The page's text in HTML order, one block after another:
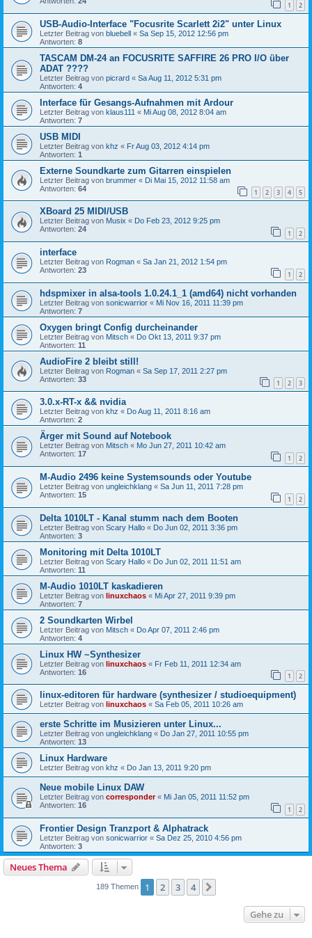
1 2
USB-Audio-Interface "Focusrite Scarlett 2i2" unter Linux
Letzter Beitrag von bluebell « Sa Sep 15, 2012 12:56 pm
Antworten: 8
TASCAM DM-24 an FOCUSRITE SAFFIRE 26 PRO I/O über
ADAT ????
Letzter Beitrag von picrard « Sa Aug 11, 2012 5:31 pm
Antworten: 4
Interface für Gesangs-Aufnahmen mit Ardour
Letzter Beitrag von klaus111 « Mi Aug 08, 2012 8:04 am
Antworten: 7
USB MIDI
Letzter Beitrag von khz « Fr Aug 03, 2012 4:14 pm
Antworten: 1
Externe Soundkarte zum Gitarren einspielen
Letzter Beitrag von brummer « Di Mai 15, 2012 11:58 am
Antworten: 64 1 2 3 4 5
XBoard 25 MIDI/USB
Letzter Beitrag von Musix « Do Feb 23, 2012 9:25 pm
Antworten: 24 1 2
interface
Letzter Beitrag von Rogman « Sa Jan 21, 2012 1:54 pm
Antworten: 23 1 2
hdspmixer in alsa-tools 1.0.24.1_1 (amd64) nicht vorhanden
Letzter Beitrag von sonicwarrior « Mi Nov 16, 2011 11:39 pm
Antworten: 7
Oxygen bringt Config durcheinander
Letzter Beitrag von Mitsch « Do Okt 13, 2011 9:37 pm
Antworten: 11
AudioFire 2 bleibt still!
Letzter Beitrag von Rogman « Sa Sep 17, 2011 2:27 pm
Antworten: 33 1 2 3
3.0.x-RT-x && nvidia
Letzter Beitrag von khz « Do Aug 11, 2011 8:16 am
Antworten: 2
Ärger mit Sound auf Notebook
Letzter Beitrag von Mitsch « Mo Jun 27, 2011 10:42 am
Antworten: 17 1 2
M-Audio 2496 keine Systemsounds oder Youtube
Letzter Beitrag von ungleichklang « Sa Jun 11, 2011 7:28 pm
Antworten: 15 1 2
Delta 1010LT - Kanal stumm nach dem Booten
Letzter Beitrag von Scary Hallo « Do Jun 02, 2011 3:36 pm
Antworten: 3
Monitoring mit Delta 1010LT
Letzter Beitrag von Scary Hallo « Do Jun 02, 2011 11:51 am
Antworten: 11
M-Audio 1010LT kaskadieren
Letzter Beitrag von linuxchaos « Mi Apr 27, 2011 9:39 pm
Antworten: 7
2 Soundkarten Wirbel
Letzter Beitrag von Mitsch « Do Apr 07, 2011 2:46 pm
Antworten: 4
Linux HW ~Synthesizer
Letzter Beitrag von linuxchaos « Fr Feb 11, 2011 12:34 am
Antworten: 16 1 2
linux-editoren für hardware (synthesizer / studioequipment)
Letzter Beitrag von linuxchaos « Sa Feb 05, 2011 10:26 am
erste Schritte im Musizieren unter Linux...
Letzter Beitrag von ungleichklang « Do Jan 27, 2011 10:55 pm
Antworten: 13
Linux Hardware
Letzter Beitrag von khz « Do Jan 13, 2011 9:20 pm
Neue mobile Linux DAW
Letzter Beitrag von corresponder« Mi Jan 05, 2011 11:52 pm
Antworten: 16 1 2
Frontier Design Tranzport & Alphatrack
Letzter Beitrag von sonicwarrior « Sa Dez 25, 2010 4:56 pm
Antworten: 3
Neues Thema
189 Themen 1 2 3 4
Gehe zu